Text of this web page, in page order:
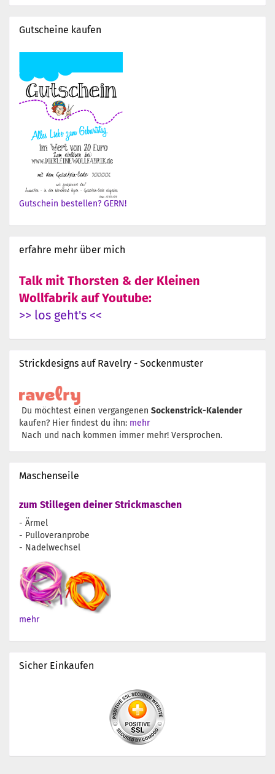
Gutscheine kaufen
Gutschein bestellen? GERN!
erfahre mehr über mich
Talk mit Thorsten & der Kleinen
Wollfabrik auf Youtube:
>> los geht's <<
Strickdesigns auf Ravelry - Sockenmuster
Du möchtest einen vergangenen Sockenstrick-Kalender
kaufen? Hier findest du ihn: mehr
Nach und nach kommen immer mehr! Versprochen.
Maschenseile
zum Stillegen deiner Strickmaschen
- Ärmel
- Pulloveranprobe
- Nadelwechsel
mehr
Sicher Einkaufen